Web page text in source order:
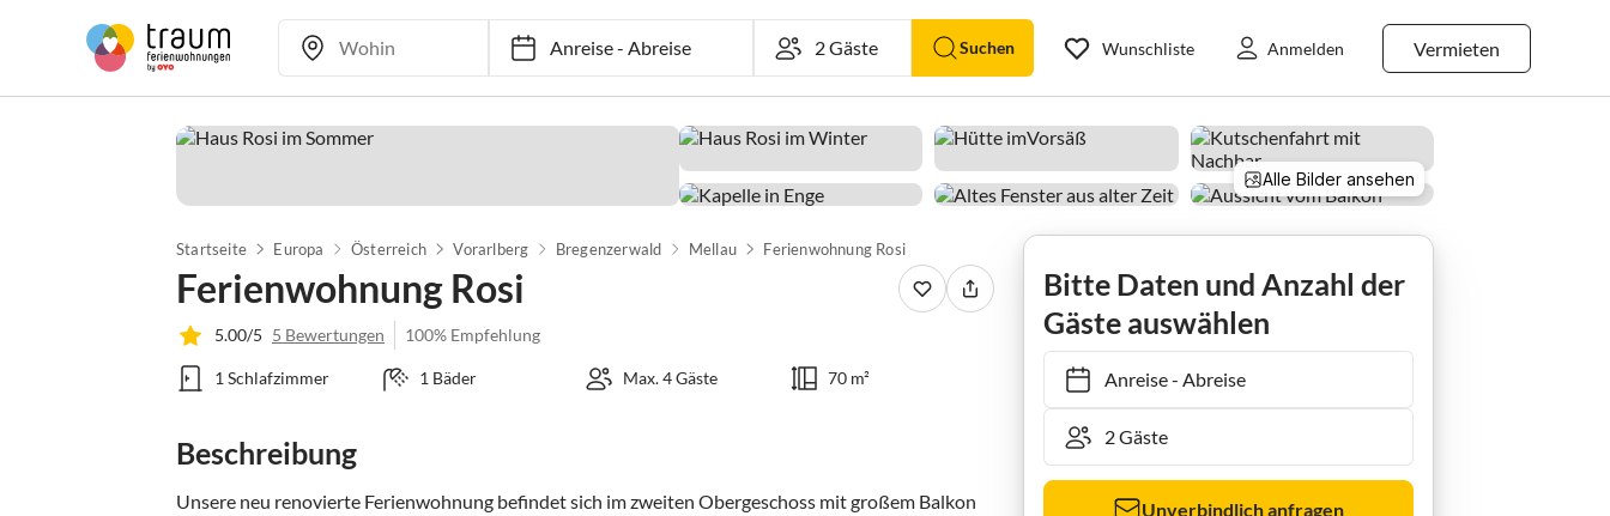
Anreise-Abreise Suchen Vermieten
Wunschliste Anmelden
Alle Bilder ansehen
Startseite Europa Österreich Vorarlberg Bregenzerwald Mellau Ferienwohnung Rosi
Ferienwohnung Rosi
5.00/5 5 Bewertungen 100% Empfehlung
1 Schlafzimmer 1 Bäder Max. 4 Gäste 70 m²
Beschreibung
Unsere neu renovierte Ferienwohnung befindet sich im zweiten Obergeschoss mit großem Balkon
Bitte Daten und Anzahl der
Gäste auswählen
Anreise- Abreise
Unverbindlich anfragen